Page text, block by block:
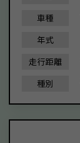
車種
年式
走行距離
種別